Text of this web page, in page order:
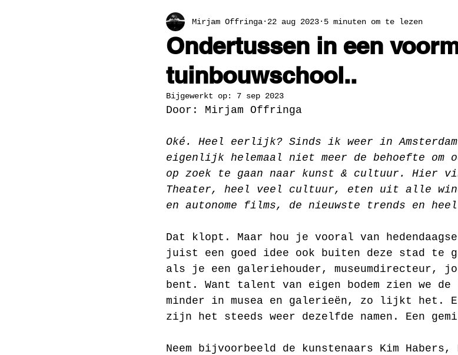
Ondertussen in een
tuinbouwschool..
Mirjam Offringa 22 aug 2023 5 minuten om te lezen
Bijgewerkt op: 7 sep 2023
Door: Mirjam Offringa
Oké. Heel eerlijk? Sinds ik weer in
eigenlijk helemaal niet meer de behoefte om
op zoek te gaan naar kunst & cultuur. Hier
Theater, heel veel cultuur, eten uit alle
en autonome films, de nieuwste trends en
Dat klopt. Maar hou je vooral van
juist een goed idee ook buiten deze stad te
als je een galeriehouder, museumdirecteur,
bent. Want talent van eigen bodem zien we
minder in musea en galerieën, zo lijkt het.
zijn het steeds weer dezelfde namen. Een
Neem bijvoorbeeld de kunstenaars Kim